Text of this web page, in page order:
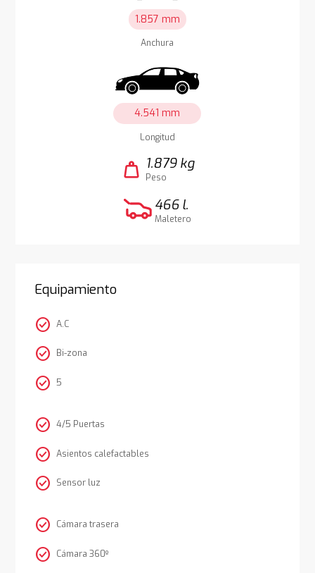
1.857 mm
Anchura
4.541 mm
Longitud
weight 1.879 kg
Peso
466 l.
Maletero
Equipamiento
check_circle A.C
check_circle Bi-zona
check_circle 5
check_circle 4/5 Puertas
check_circle Asientos calefactables
check_circle Sensor luz
check_circle Cámara trasera
check_circle Cámara 360º